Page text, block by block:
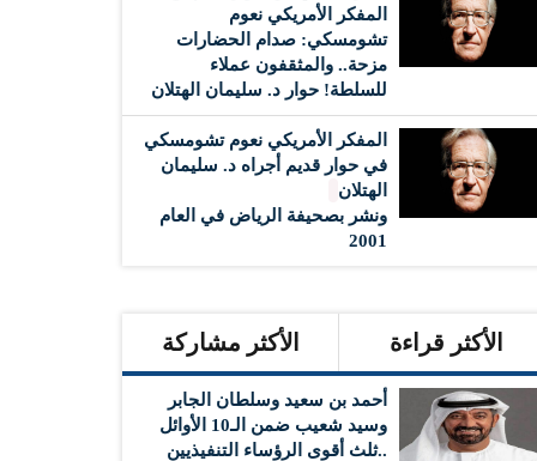
المفكر الأمريكي نعوم
تشومسكي: صدام الحضارات
مزحة.. والمثقفون عملاء
للسلطة! حوار د. سليمان الهتلان
المفكر الأمريكي نعوم تشومسكي
في حوار قديم أجراه د. سليمان
الهتلان
ونشر بصحيفة الرياض في العام
2001
الأكثر قراءة الأكثر مشاركة
أحمد بن سعيد وسلطان الجابر
وسيد شعيب ضمن الـ10 الأوائل
..ثلث أقوى الرؤساء التنفيذيين